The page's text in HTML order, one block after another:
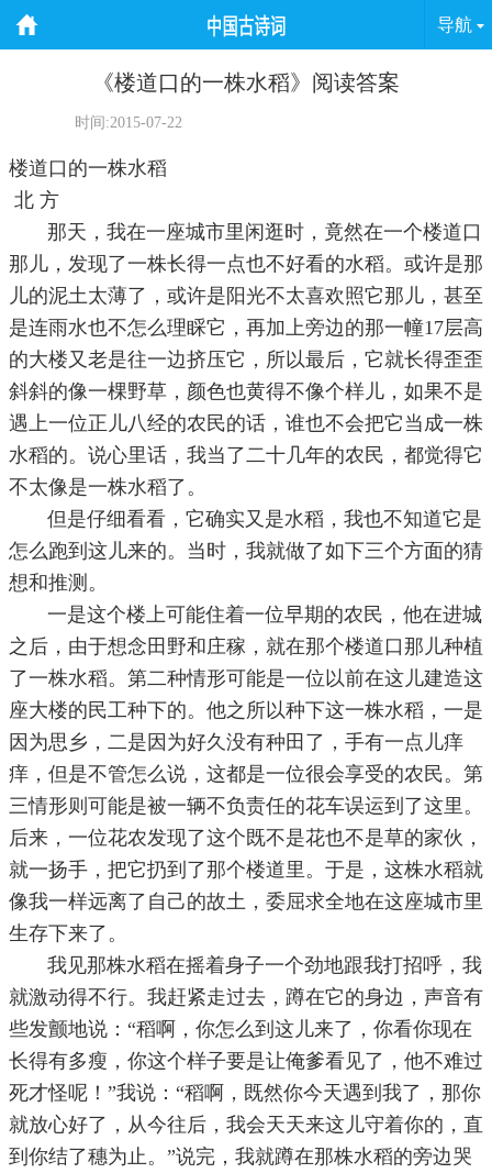
导航
《楼道口的一株水稻》阅读答案
时间:2015-07-22
楼道口的一株水稻
北 方
那天，我在一座城市里闲逛时，竟然在一个楼道口
那儿，发现了一株长得一点也不好看的水稻。或许是那
儿的泥土太薄了，或许是阳光不太喜欢照它那儿，甚至
是连雨水也不怎么理睬它，再加上旁边的那一幢17层高
的大楼又老是往一边挤压它，所以最后，它就长得歪歪
斜斜的像一棵野草，颜色也黄得不像个样儿，如果不是
遇上一位正儿八经的农民的话，谁也不会把它当成一株
水稻的。说心里话，我当了二十几年的农民，都觉得它
不太像是一株水稻了。
但是仔细看看，它确实又是水稻，我也不知道它是
怎么跑到这儿来的。当时，我就做了如下三个方面的猜
想和推测。
一是这个楼上可能住着一位早期的农民，他在进城
之后，由于想念田野和庄稼，就在那个楼道口那儿种植
了一株水稻。第二种情形可能是一位以前在这儿建造这
座大楼的民工种下的。他之所以种下这一株水稻，一是
因为思乡，二是因为好久没有种田了，手有一点儿痒
痒，但是不管怎么说，这都是一位很会享受的农民。第
三情形则可能是被一辆不负责任的花车误运到了这里。
后来，一位花农发现了这个既不是花也不是草的家伙，
就一扬手，把它扔到了那个楼道里。于是，这株水稻就
像我一样远离了自己的故土，委屈求全地在这座城市里
生存下来了。
我见那株水稻在摇着身子一个劲地跟我打招呼，我
就激动得不行。我赶紧走过去，蹲在它的身边，声音有
些发颤地说：“稻啊，你怎么到这儿来了，你看你现在
长得有多瘦，你这个样子要是让俺爹看见了，他不难过
死才怪呢！”我说：“稻啊，既然你今天遇到我了，那你
就放心好了，从今往后，我会天天来这儿守着你的，直
到你结了穗为止。”说完，我就蹲在那株水稻的旁边哭